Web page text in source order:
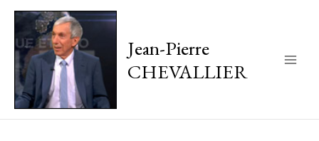
Jean-Pierre
CHEVALLIER